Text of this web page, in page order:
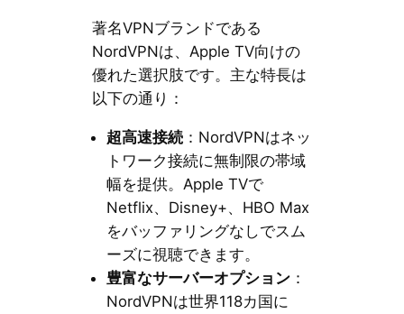
著名VPNブランドである
NordVPNは、Apple TV向けの
優れた選択肢です。主な特長は
以下の通り：
超高速接続：NordVPNはネッ
トワーク接続に無制限の帯域
幅を提供。Apple TVで
Netflix、Disney+、HBO Max
をバッファリングなしでスム
ーズに視聴できます。
豊富なサーバーオプション：
NordVPNは世界118カ国に